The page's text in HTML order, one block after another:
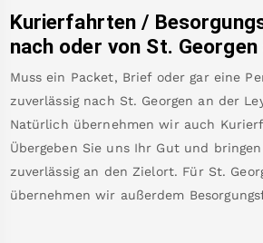
Kurierfahrten /
nach oder von St.
Muss ein Packet, Brief oder gar eine
zuverlässig nach St. Georgen an der
Natürlich übernehmen wir auch
Übergeben Sie uns Ihr Gut und
zuverlässig an den Zielort. Für St.
übernehmen wir außerdem